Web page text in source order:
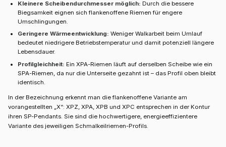
Kleinere Scheibendurchmesser möglich: Durch die bessere
Biegsamkeit eignen sich flankenoffene Riemen für engere
Umschlingungen.
Geringere Wärmeentwicklung: Weniger Walkarbeit beim Umlauf
bedeutet niedrigere Betriebstemperatur und damit potenziell längere
Lebensdauer.
Profilgleichheit: Ein XPA-Riemen läuft auf derselben Scheibe wie ein
SPA-Riemen, da nur die Unterseite gezahnt ist – das Profil oben bleibt
identisch.
In der Bezeichnung erkennt man die flankenoffene Variante am
vorangestellten „X“: XPZ, XPA, XPB und XPC entsprechen in der Kontur
ihren SP-Pendants. Sie sind die hochwertigere, energieeffizientere
Variante des jeweiligen Schmalkeilriemen-Profils.